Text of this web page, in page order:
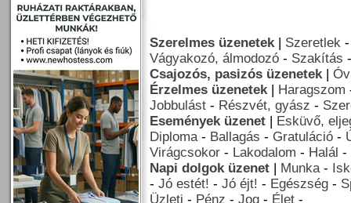
Szerelmes üzenetek| Szeretlek
Vágyakozó, álmodozó - Szakítás
Csajozós, pasizós üzenetek|
Érzelmes üzenetek| Haragszom
Jobbulást - Részvét, gyász -
Események üzenet | Esküvő,
Diploma- Ballagás - Gratuláció -
Virágcsokor - Lakodalom - Halál -
Napi dolgok üzenet | Munka-
- Jó estét! - Jó éjt! - Egészség -
Üzleti - Pénz - Jog - Élet -